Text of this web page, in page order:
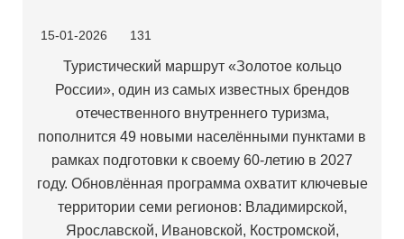
15-01-2026 131
Туристический маршрут «Золотое кольцо
России», один из самых известных брендов
отечественного внутреннего туризма,
пополнится 49 новыми населёнными пунктами в
рамках подготовки к своему 60-летию в 2027
году. Обновлённая программа охватит ключевые
территории семи регионов: Владимирской,
Ярославской, Ивановской, Костромской,